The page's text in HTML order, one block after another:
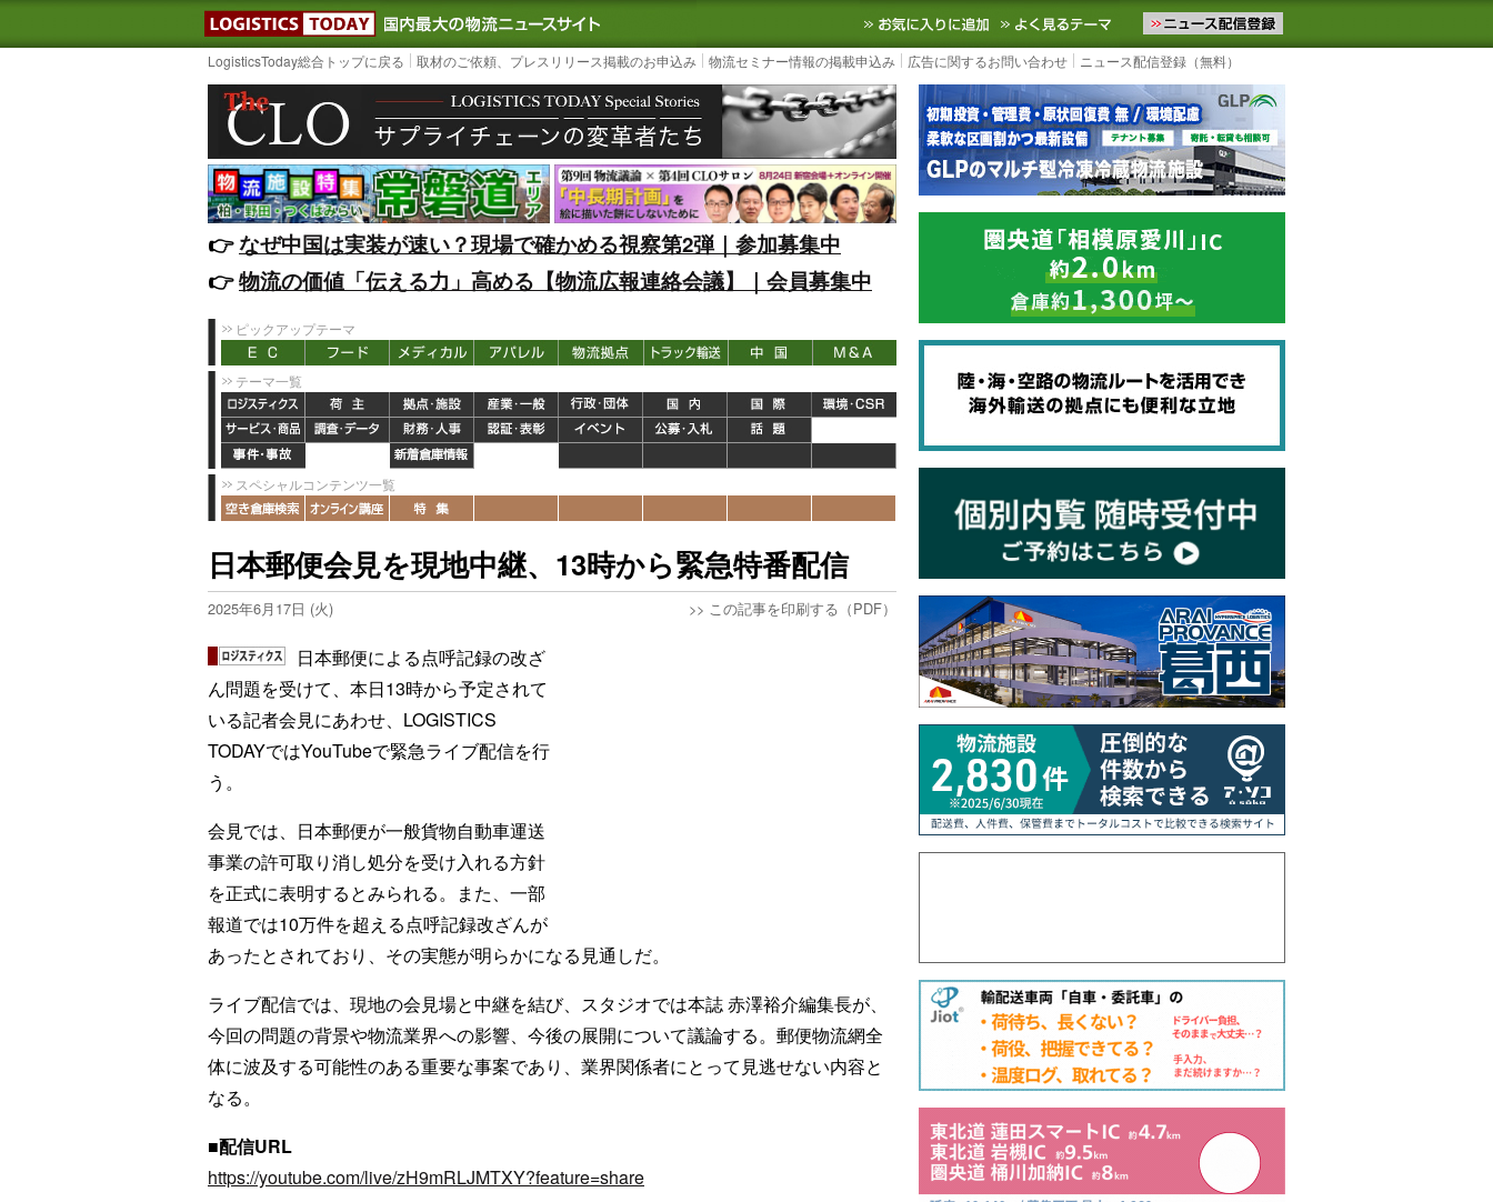
LOGISTICS TODAY｜国内最大の物流ニュースサイト3PL, SCMなど国内外の最新の物流ニュースをお届けします。物流ニュースメール配信を登録す
お気に入りに追加 よく見るテーマ
LogisticsToday総合トップに戻る 取材のご依頼、プレスリリース掲載のお申込み 物流セミナー情報の掲載申込み 広告に関するお問い合わせ ニュース配信登録（無料）
👉️なぜ中国は実装が速い？現場で確かめる視察第2弾｜参加募集中
👉️物流の価値「伝える力」高める【物流広報連絡会議】｜会員募集中
ピックアップテーマ
テーマ一覧
スペシャルコンテンツ一覧
日本郵便会見を現地中継、13時から緊急特番配信
2025年6月17日 (火) >> この記事を印刷する（PDF）
日本郵便による点呼記録の改ざ
ん問題を受けて、本日13時から予定されて
いる記者会見にあわせ、LOGISTICS
TODAYではYouTubeで緊急ライブ配信を行
う。
会見では、日本郵便が一般貨物自動車運送
事業の許可取り消し処分を受け入れる方針
を正式に表明するとみられる。また、一部
報道では10万件を超える点呼記録改ざんが
あったとされており、その実態が明らかになる見通しだ。
ライブ配信では、現地の会見場と中継を結び、スタジオでは本誌 赤澤裕介編集長が、
今回の問題の背景や物流業界への影響、今後の展開について議論する。郵便物流網全
体に波及する可能性のある重要な事案であり、業界関係者にとって見逃せない内容と
なる。
■配信URL
https://youtube.com/live/zH9mRLJMTXY?feature=share